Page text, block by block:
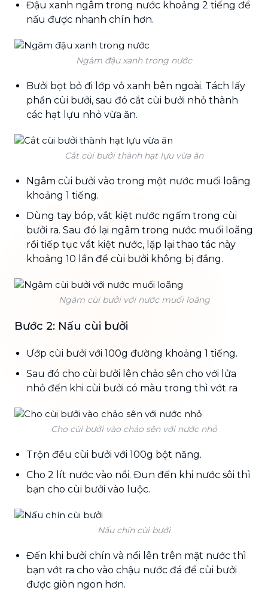
Đậu xanh ngâm trong nước khoảng 2 tiếng để
nấu được nhanh chín hơn.
Ngâm đậu xanh trong nước
Bưởi bọt bỏ đi lớp vỏ xanh bên ngoài. Tách lấy
phần cùi bưởi, sau đó cắt cùi bưởi nhỏ thành
các hạt lựu nhỏ vừa ăn.
Cắt cùi bưởi thành hạt lựu vừa ăn
Ngâm cùi bưởi vào trong một nước muối loãng
khoảng 1 tiếng.
Dùng tay bóp, vắt kiệt nước ngấm trong cùi
bưởi ra. Sau đó lại ngâm trong nước muối loãng
rồi tiếp tục vắt kiệt nước, lặp lại thao tác này
khoảng 10 lần để cùi bưởi không bị đắng.
Ngâm cùi bưởi với nước muối loãng
Bước 2: Nấu cùi bưởi
Ướp cùi bưởi với 100g đường khoảng 1 tiếng.
Sau đó cho cùi bưởi lên chảo sên cho với lửa
nhỏ đến khi cùi bưởi có màu trong thì vớt ra
Cho cùi bưởi vào chảo sên với nước nhỏ
Trộn đều cùi bưởi với 100g bột năng.
Cho 2 lít nước vào nồi. Đun đến khi nước sôi thì
bạn cho cùi bưởi vào luộc.
Nấu chín cùi bưởi
Đến khi bưởi chín và nổi lên trên mặt nước thì
bạn vớt ra cho vào chậu nước đá để cùi bưởi
được giòn ngon hơn.